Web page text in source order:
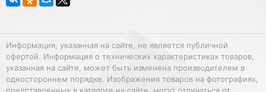
Информация, указанная на сайте, не является публичной
офертой. Информация о технических характеристиках товаров,
указанная на сайте, может быть изменена производителем в
одностороннем порядке. Изображения товаров на фотографиях,